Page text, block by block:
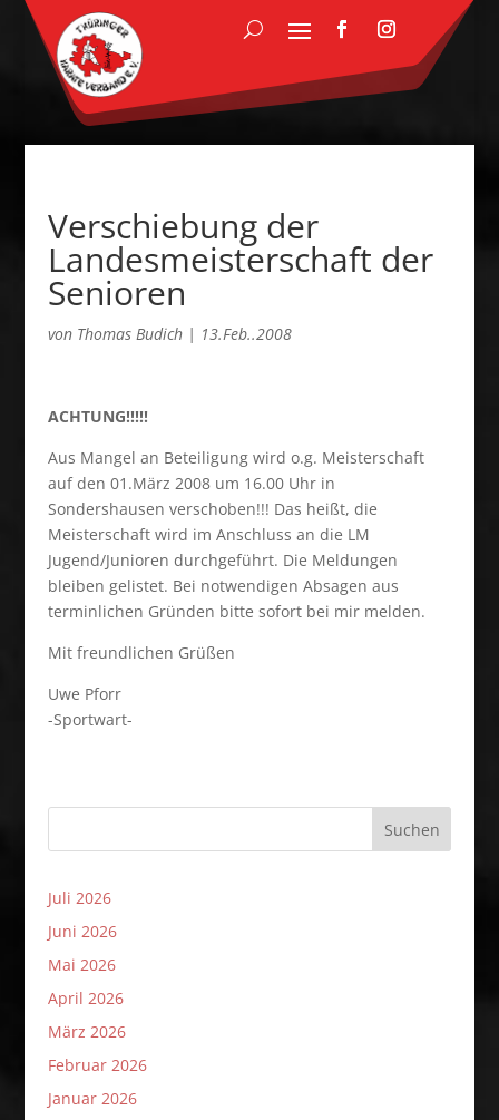
Verschiebung der
Landesmeisterschaft der
Senioren
von Thomas Budich| 13.Feb..2008
ACHTUNG!!!!!
Aus Mangel an Beteiligung wird o.g. Meisterschaft
auf den 01.März 2008 um 16.00 Uhr in
Sondershausen verschoben!!! Das heißt, die
Meisterschaft wird im Anschluss an die LM
Jugend/Junioren durchgeführt. Die Meldungen
bleiben gelistet. Bei notwendigen Absagen aus
terminlichen Gründen bitte sofort bei mir melden.
Mit freundlichen Grüßen
Uwe Pforr
-Sportwart-
Suchen
Juli 2026
Juni 2026
Mai 2026
April 2026
März 2026
Februar 2026
Januar 2026